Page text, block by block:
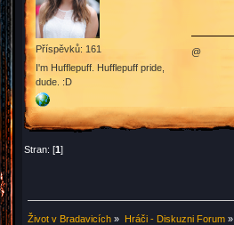
Příspěvků: 161
I'm Hufflepuff. Hufflepuff pride,
dude. :D
@
Stran: [1]
Život v Bradavicích » Hráči - Diskuzni Forum»